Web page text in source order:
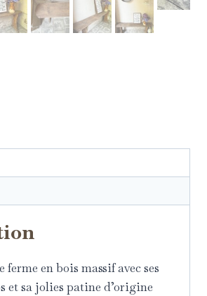
en bois massif avec ses
et sa jolies patine d’origine